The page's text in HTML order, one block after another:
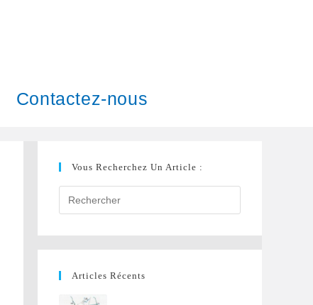
Contactez-nous
Vous Recherchez Un Article :
Articles Récents